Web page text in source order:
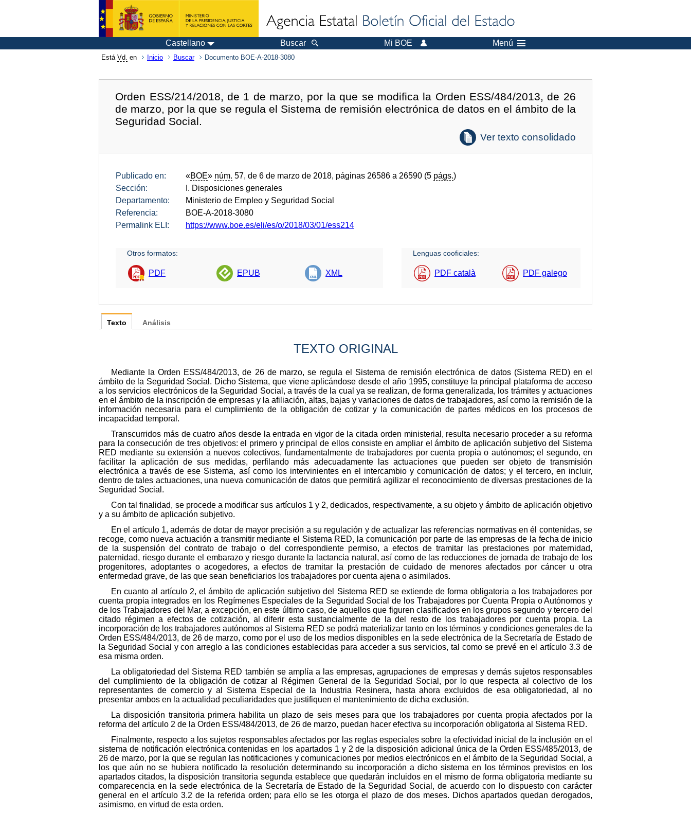
Castellano Buscar Mi BOE Menú
Está Vd. en Inicio Buscar Documento BOE-A-2018-3080
Orden ESS/214/2018, de 1 de marzo, por la que se modifica la Orden ESS/484/2013, de 26
de marzo, por la que se regula el Sistema de remisión electrónica de datos en el ámbito de la
Seguridad Social.
Ver texto consolidado
Publicado en: «BOE» núm. 57, de 6 de marzo de 2018, páginas 26586 a 26590 (5 págs.)
Sección:
I. Disposiciones generales
Departamento:
Ministerio de Empleo y Seguridad Social
Referencia:
BOE-A-2018-3080
Permalink ELI:
https://www.boe.es/eli/es/o/2018/03/01/ess214
Otros formatos:
PDF EPUB XML
Lenguas cooficiales:
PDF català PDF galego
Texto
TEXTO ORIGINAL
Mediante la Orden ESS/484/2013, de 26 de marzo, se regula el Sistema de remisión electrónica de datos (Sistema RED) en el
ámbito de la Seguridad Social. Dicho Sistema, que viene aplicándose desde el año 1995, constituye la principal plataforma de acceso
a los servicios electrónicos de la Seguridad Social, a través de la cual ya se realizan, de forma generalizada, los trámites y actuaciones
en el ámbito de la inscripción de empresas y la afiliación, altas, bajas y variaciones de datos de trabajadores, así como la remisión de la
información necesaria para el cumplimiento de la obligación de cotizar y la comunicación de partes médicos en los procesos de
incapacidad temporal.
Transcurridos más de cuatro años desde la entrada en vigor de la citada orden ministerial, resulta necesario proceder a su reforma
para la consecución de tres objetivos: el primero y principal de ellos consiste en ampliar el ámbito de aplicación subjetivo del Sistema
RED mediante su extensión a nuevos colectivos, fundamentalmente de trabajadores por cuenta propia o autónomos; el segundo, en
facilitar la aplicación de sus medidas, perfilando más adecuadamente las actuaciones que pueden ser objeto de transmisión
electrónica a través de ese Sistema, así como los intervinientes en el intercambio y comunicación de datos; y el tercero, en incluir,
dentro de tales actuaciones, una nueva comunicación de datos que permitirá agilizar el reconocimiento de diversas prestaciones de la
Seguridad Social.
Con tal finalidad, se procede a modificar sus artículos 1 y 2, dedicados, respectivamente, a su objeto y ámbito de aplicación objetivo
y a su ámbito de aplicación subjetivo.
En el artículo 1, además de dotar de mayor precisión a su regulación y de actualizar las referencias normativas en él contenidas, se
recoge, como nueva actuación a transmitir mediante el Sistema RED, la comunicación por parte de las empresas de la fecha de inicio
de la suspensión del contrato de trabajo o del correspondiente permiso, a efectos de tramitar las prestaciones por maternidad,
paternidad, riesgo durante el embarazo y riesgo durante la lactancia natural, así como de las reducciones de jornada de trabajo de los
progenitores, adoptantes o acogedores, a efectos de tramitar la prestación de cuidado de menores afectados por cáncer u otra
enfermedad grave, de las que sean beneficiarios los trabajadores por cuenta ajena o asimilados.
En cuanto al artículo 2, el ámbito de aplicación subjetivo del Sistema RED se extiende de forma obligatoria a los trabajadores por
cuenta propia integrados en los Regímenes Especiales de la Seguridad Social de los Trabajadores por Cuenta Propia o Autónomos y
de los Trabajadores del Mar, a excepción, en este último caso, de aquellos que figuren clasificados en los grupos segundo y tercero del
citado régimen a efectos de cotización, al diferir esta sustancialmente de la del resto de los trabajadores por cuenta propia. La
incorporación de los trabajadores autónomos al Sistema RED se podrá materializar tanto en los términos y condiciones generales de la
Orden ESS/484/2013, de 26 de marzo, como por el uso de los medios disponibles en la sede electrónica de la Secretaría de Estado de
la Seguridad Social y con arreglo a las condiciones establecidas para acceder a sus servicios, tal como se prevé en el artículo 3.3 de
esa misma orden.
La obligatoriedad del Sistema RED también se amplía a las empresas, agrupaciones de empresas y demás sujetos responsables
del cumplimiento de la obligación de cotizar al Régimen General de la Seguridad Social, por lo que respecta al colectivo de los
representantes de comercio y al Sistema Especial de la Industria Resinera, hasta ahora excluidos de esa obligatoriedad, al no
presentar ambos en la actualidad peculiaridades que justifiquen el mantenimiento de dicha exclusión.
La disposición transitoria primera habilita un plazo de seis meses para que los trabajadores por cuenta propia afectados por la
reforma del artículo 2 de la Orden ESS/484/2013, de 26 de marzo, puedan hacer efectiva su incorporación obligatoria al Sistema RED.
Finalmente, respecto a los sujetos responsables afectados por las reglas especiales sobre la efectividad inicial de la inclusión en el
sistema de notificación electrónica contenidas en los apartados 1 y 2 de la disposición adicional única de la Orden ESS/485/2013, de
26 de marzo, por la que se regulan las notificaciones y comunicaciones por medios electrónicos en el ámbito de la Seguridad Social, a
los que aún no se hubiera notificado la resolución determinando su incorporación a dicho sistema en los términos previstos en los
apartados citados, la disposición transitoria segunda establece que quedarán incluidos en el mismo de forma obligatoria mediante su
comparecencia en la sede electrónica de la Secretaría de Estado de la Seguridad Social, de acuerdo con lo dispuesto con carácter
general en el artículo 3.2 de la referida orden; para ello se les otorga el plazo de dos meses. Dichos apartados quedan derogados,
asimismo, en virtud de esta orden.
Análisis